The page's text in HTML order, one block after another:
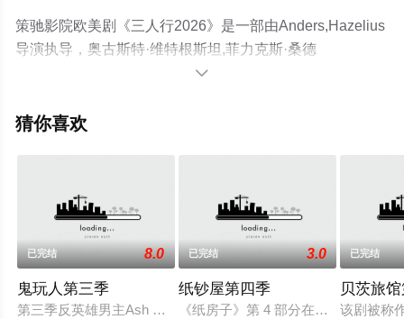
策驰影院欧美剧《三人行2026》是一部由Anders,Hazelius
导演执导，奥古斯特·维特根斯坦,菲力克斯·桑德
曼,Seth,Manteus,Rebecka,Harper等演员精彩演绎的瑞典
清无删减完整版电视剧全集就上策驰电影网，更多相关信

猜你喜欢
已完结 8.0
鬼玩人第三季
第三季反英雄男主Ash Williams（Bruce Campbell）发现自己原
已完结 3.0
纸钞屋第四季
《纸房子》第 4 部分在混乱中开始
已完结
贝茨旅
该剧被称